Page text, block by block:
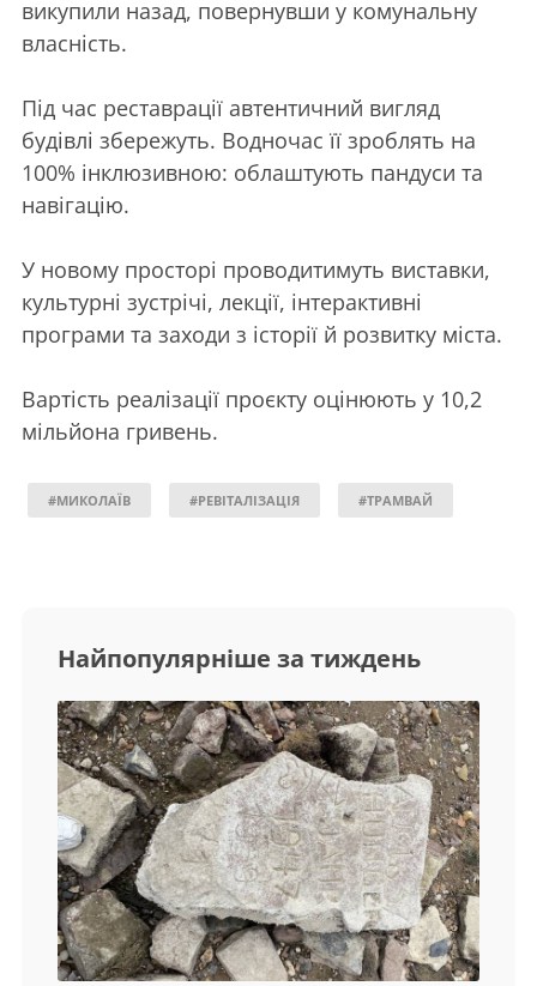
викупили назад, повернувши у комунальну
власність.
Під час реставрації автентичний вигляд
будівлі збережуть. Водночас її зроблять на
100% інклюзивною: облаштують пандуси та
навігацію.
У новому просторі проводитимуть виставки,
культурні зустрічі, лекції, інтерактивні
програми та заходи з історії й розвитку міста.
Вартість реалізації проєкту оцінюють у 10,2
мільйона гривень.
#МИКОЛАЇВ #РЕВІТАЛІЗАЦІЯ #ТРАМВАЙ
Найпопулярніше за тиждень